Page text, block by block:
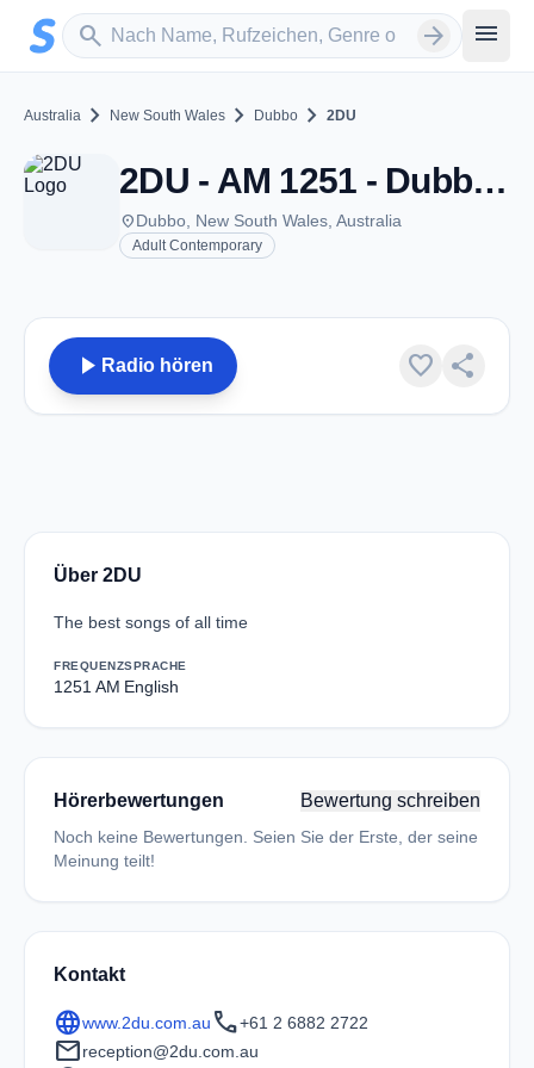
Zum Hauptinhalt springen
search
Sender suchen arrow_forward menu
Australia chevron_right New South Wales chevron_right Dubbo chevron_right 2DU
2DU - AM 1251 - Dubbo, NSW
placeDubbo, New South Wales, Australia
Adult Contemporary
play_arrow Radio hören favorite share
Über 2DU
The best songs of all time
FREQUENZ
1251 AM
SPRACHE
English
Hörerbewertungen Bewertung schreiben
Noch keine Bewertungen. Seien Sie der Erste, der seine
Meinung teilt!
Kontakt
languagewww.2du.com.au call+61 2 6882 2722
mailreception@2du.com.au